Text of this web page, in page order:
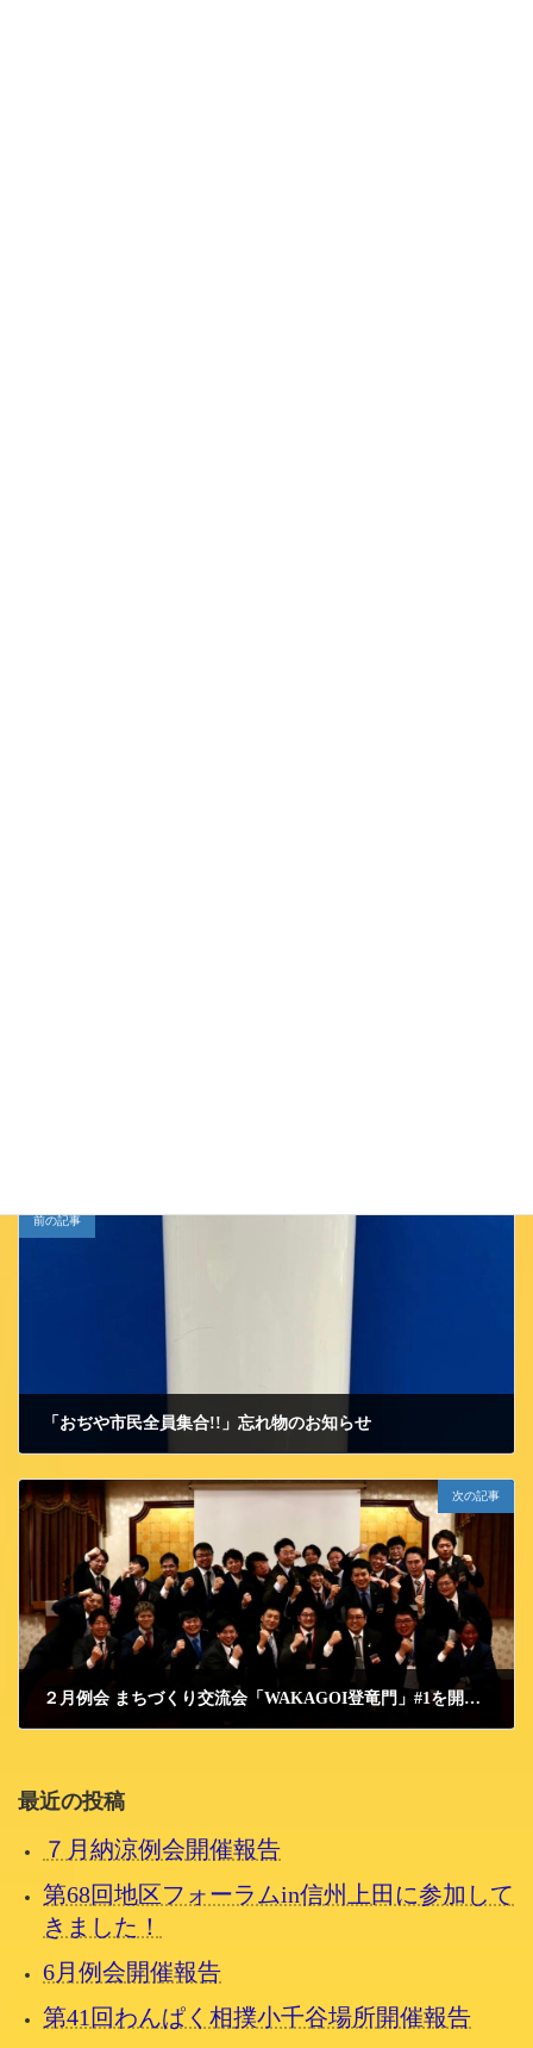
前の記事
「おぢや市民全員集合!!」忘れ物のお知らせ
次の記事
２月例会 まちづくり交流会「WAKAGOI登竜門」#1を開催しました！
最近の投稿
７月納涼例会開催報告
第68回地区フォーラムin信州上田に参加して
きました！
6月例会開催報告
第41回わんぱく相撲小千谷場所開催報告